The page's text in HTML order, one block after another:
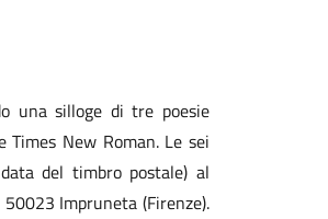
una silloge di tre poesie
New Roman. Le sei
del timbro postale) al
Impruneta (Firenze).